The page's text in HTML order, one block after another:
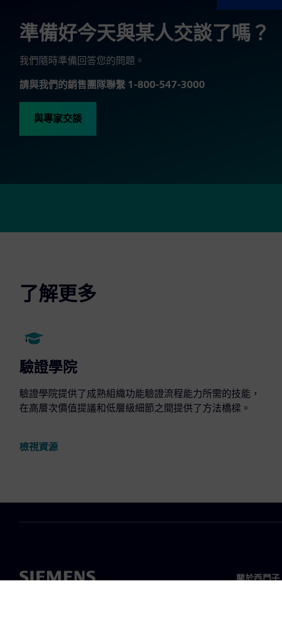
準備好今天與某人交談了嗎？
我們隨時準備回答您的問題。
請與我們的銷售團隊聯繫 1-800-547-3000
與專家交談
了解更多
驗證學院
驗證學院提供了成熟組織功能驗證流程能力所需的技能，
在高層次價值提議和低層級細節之間提供了方法橋樑。
檢視資源
關於西門子